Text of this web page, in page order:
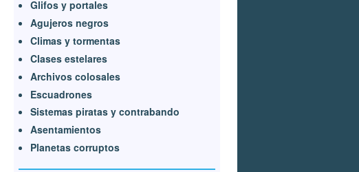
Glifos y portales
Agujeros negros
Climas y tormentas
Clases estelares
Archivos colosales
Escuadrones
Sistemas piratas y contrabando
Asentamientos
Planetas corruptos